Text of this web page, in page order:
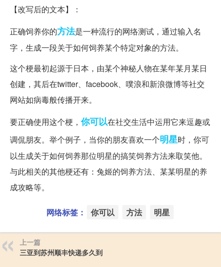
【改写后的文本】：
正确饲养你的方法是一种流行的网络测试，通过输入名
字，生成一段关于如何饲养某个特定对象的方法。
这个梗最初起源于日本，由某个神秘人物在某年某月某日
创建，其后在twitter、facebook、噗浪和新浪微博等社交
网站如病毒般传播开来。
要正确使用这个梗，你可以在社交生活中运用它来逗趣或
调侃朋友。举个例子，当你的朋友喜欢一个明星时，你可
以生成关于如何饲养那位明星的搞笑饲养方法来取笑他。
与此相关的其他梗还有：兔姬的饲养方法、某某明星的养
成攻略等。
网络标签： 你可以 方法 明星
上一篇
三亚到苏州顺丰快递多久到